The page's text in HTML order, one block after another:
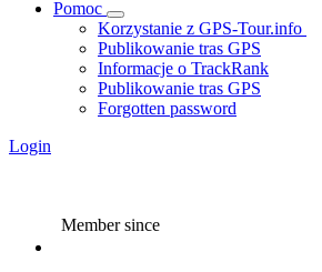
Pomoc
Korzystanie z GPS-Tour.info
Publikowanie tras GPS
Informacje o TrackRank
Publikowanie tras GPS
Forgotten password
Login
Member since